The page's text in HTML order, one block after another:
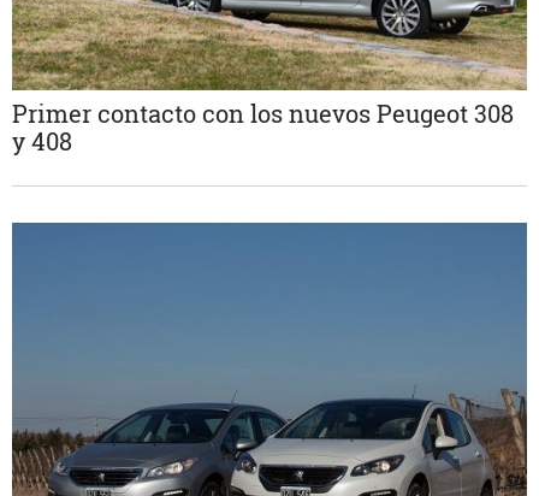
Primer contacto con los nuevos Peugeot 308
y 408